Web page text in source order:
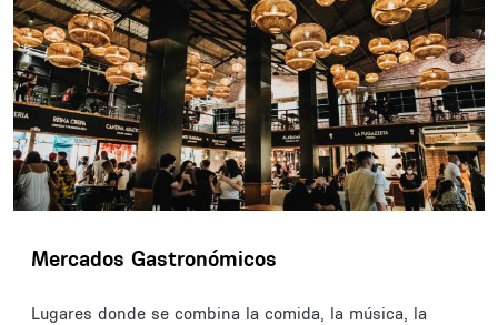
Mercados Gastronómicos
Lugares donde se combina la comida, la música, la